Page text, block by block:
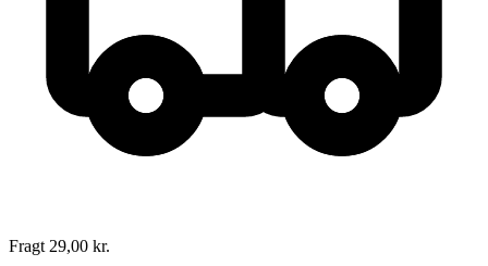
9788777590450
Forlag: Sphinx
2. januar 1
Fragt 29,00 kr.